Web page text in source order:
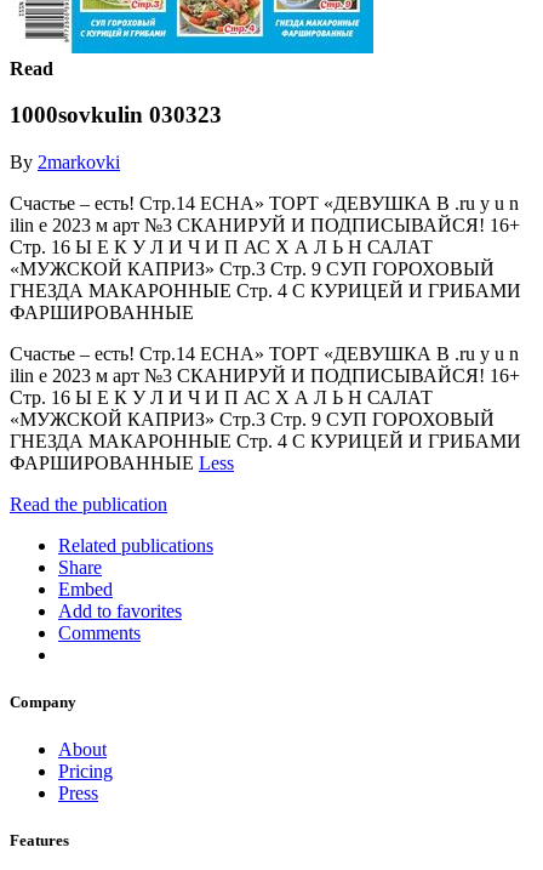
Read
1000sovkulin 030323
By 2markovki
Счастье – есть! Стр.14 ЕСНА» ТОРТ «ДЕВУШКА В .ru y u n
ilin e 2023 м арт №3 СКАНИРУЙ И ПОДПИСЫВАЙСЯ! 16+
Стр. 16 Ы Е К У Л И Ч И П АС Х А Л Ь Н САЛАТ
«МУЖСКОЙ КАПРИЗ» Стр.3 Стр. 9 СУП ГОРОХОВЫЙ
ГНЕЗДА МАКАРОННЫЕ Стр. 4 С КУРИЦЕЙ И ГРИБАМИ
ФАРШИРОВАННЫЕ
Счастье – есть! Стр.14 ЕСНА» ТОРТ «ДЕВУШКА В .ru y u n
ilin e 2023 м арт №3 СКАНИРУЙ И ПОДПИСЫВАЙСЯ! 16+
Стр. 16 Ы Е К У Л И Ч И П АС Х А Л Ь Н САЛАТ
«МУЖСКОЙ КАПРИЗ» Стр.3 Стр. 9 СУП ГОРОХОВЫЙ
ГНЕЗДА МАКАРОННЫЕ Стр. 4 С КУРИЦЕЙ И ГРИБАМИ
ФАРШИРОВАННЫЕ Less
Read the publication
Related publications
Share
Embed
Add to favorites
Comments
Company
About
Pricing
Press
Features